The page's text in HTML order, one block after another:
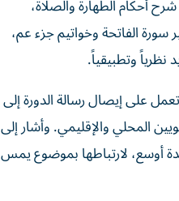
أحكام الطهارة والصلاة،
الفاتحة وخواتيم جزء عم،
وتطبيقياً.
تعمل على إيصال رسالة الدورة إلى
المحلي والإقليمي. وأشار إلى
أوسع، لارتباطها بموضوع يمس